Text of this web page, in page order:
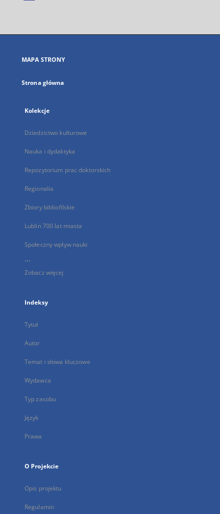
się
karcie
MAPA STRONY
Strona główna
Kolekcje
Dziedzictwo kulturowe
Nauka i dydaktyka
Repozytorium prac doktorskich
Regionalia
Zbiory bibliofilskie
Lublin 700 lat miasta
Społeczny wpływ nauki
...
Zobacz więcej
Indeksy
Tytuł
Autor
Temat i słowa kluczowe
Wydawca
Typ zasobu
Język
Prawa
O Projekcie
Opis projektu
Regulamin